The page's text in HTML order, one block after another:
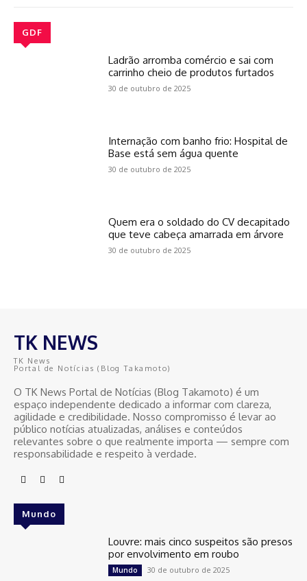
GDF
Ladrão arromba comércio e sai com
carrinho cheio de produtos furtados
30 de outubro de 2025
Internação com banho frio: Hospital de
Base está sem água quente
30 de outubro de 2025
Quem era o soldado do CV decapitado
que teve cabeça amarrada em árvore
30 de outubro de 2025
TK NEWS
TK News
Portal de Notícias (Blog Takamoto)
O TK News Portal de Notícias (Blog Takamoto) é um
espaço independente dedicado a informar com clareza,
agilidade e credibilidade. Nosso compromisso é levar ao
público notícias atualizadas, análises e conteúdos
relevantes sobre o que realmente importa — sempre com
responsabilidade e respeito à verdade.
Mundo
Louvre: mais cinco suspeitos são presos
por envolvimento em roubo
Mundo 30 de outubro de 2025